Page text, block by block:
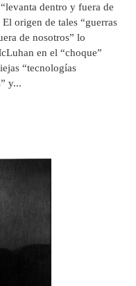
dentro y fuera de
El origen de tales “guerras
de nosotros” lo
en el “choque”
“tecnologías
y...